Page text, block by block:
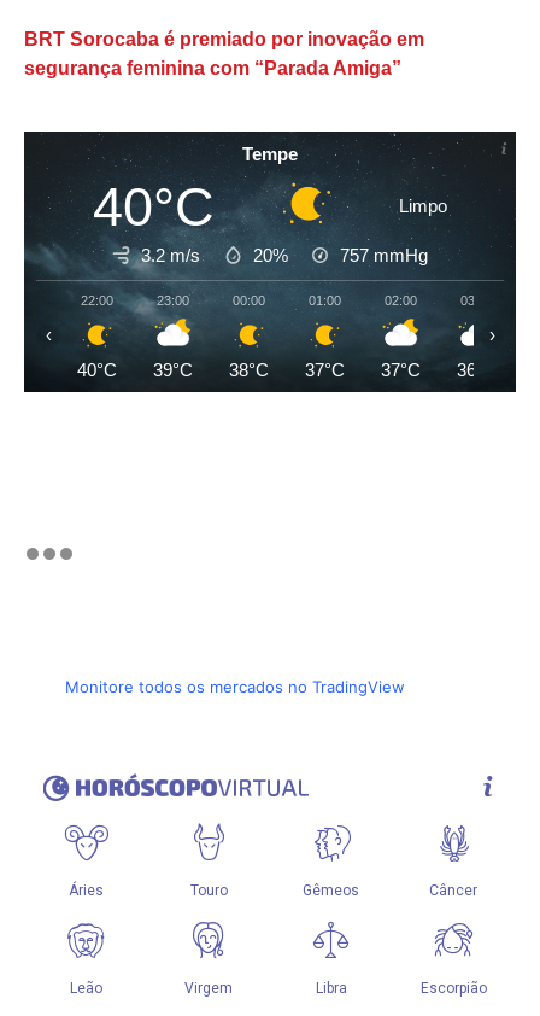
BRT Sorocaba é premiado por inovação em
segurança feminina com “Parada Amiga”
Tempe
40°C Limpo
3.2 m/s 20% 757 mmHg
22:00
40°C
23:00
39°C
00:00
38°C
01:00
37°C
02:00
37°C
03:00
36°C
‹ ›
Monitore todos os mercados no TradingView